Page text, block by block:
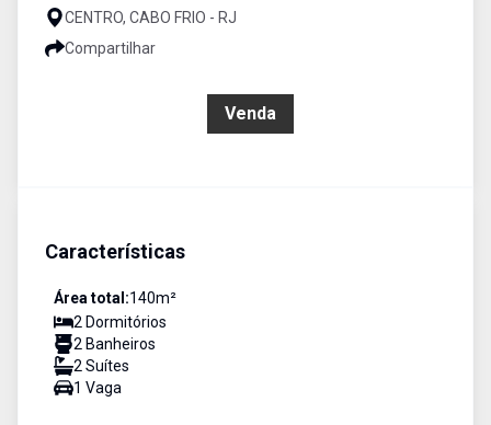
CENTRO, CABO FRIO - RJ
Compartilhar
Venda
Características
Área total:140m²
2 Dormitórios
2 Banheiros
2 Suítes
1 Vaga